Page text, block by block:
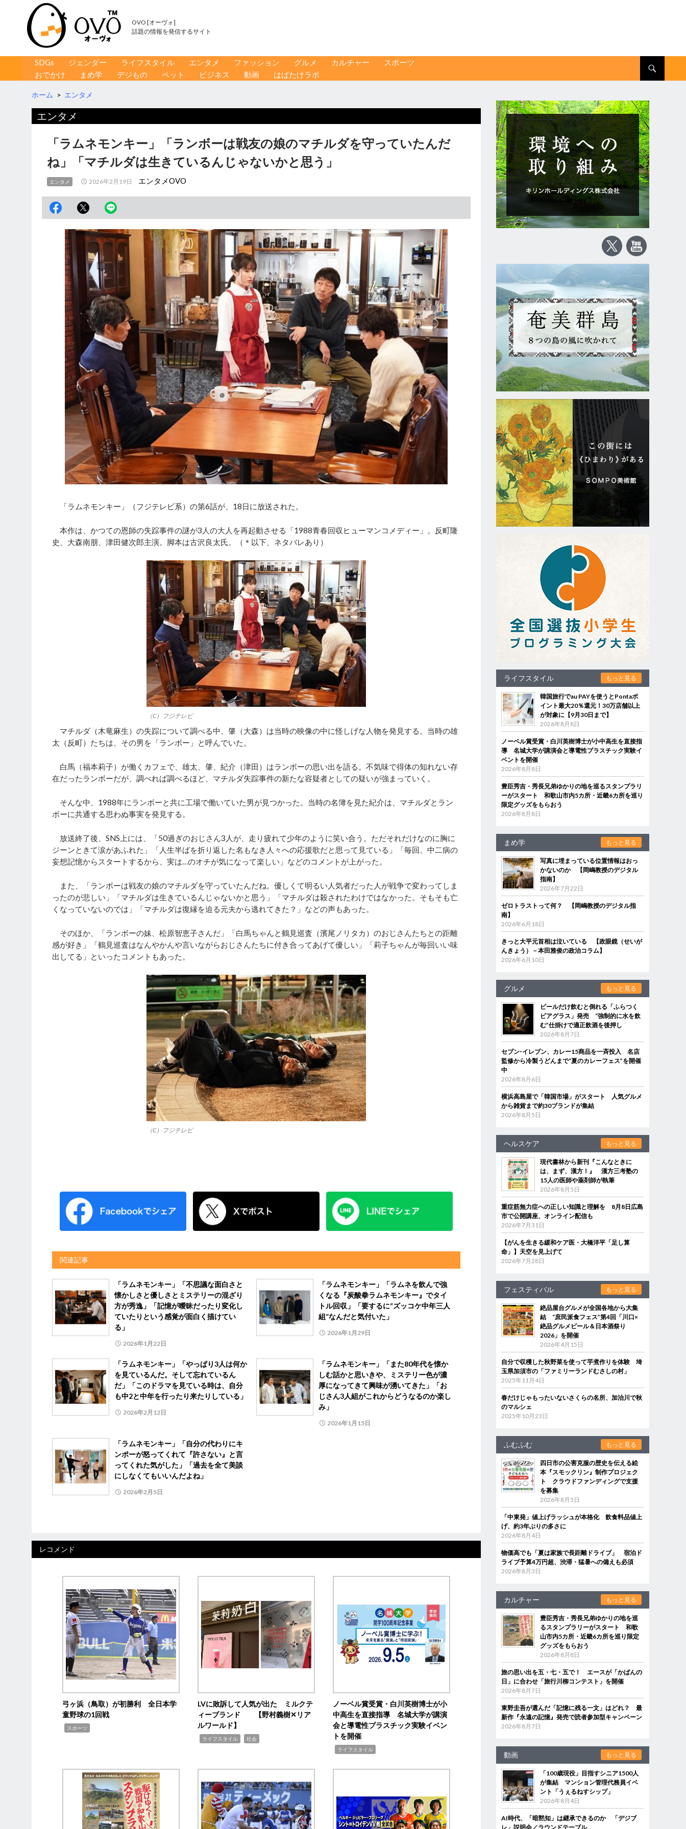
OVO [オーヴォ]
話題の情報を発信するサイト
コンテンツへ移動
SDGs ジェンダー ライフスタイル エンタメ ファッション グルメ カルチャー
スポーツ
おでかけ
まめ学 デジもの ペット ビジネス 動画 はばたけラボ
ホーム > エンタメ
エンタメ
「ラムネモンキー」「ランボーは戦友の娘のマチルダを守っていたんだ
ね」「マチルダは生きているんじゃないかと思う」
エンタメ 2026年2月19日 エンタメOVO
「ラムネモンキー」（フジテレビ系）の第6話が、18日に放送された。
本作は、かつての恩師の失踪事件の謎が3人の大人を再起動させる「1988青春回収ヒューマンコメディー」。反町隆
史、大森南朋、津田健次郎主演。脚本は古沢良太氏。（＊以下、ネタバレあり）
（C）フジテレビ
マチルダ（木竜麻生）の失踪について調べる中、肇（大森）は当時の映像の中に怪しげな人物を発見する。当時の雄
太（反町）たちは、その男を「ランボー」と呼んでいた。
白馬（福本莉子）が働くカフェで、雄太、肇、紀介（津田）はランボーの思い出を語る。不気味で得体の知れない存
在だったランボーだが、調べれば調べるほど、マチルダ失踪事件の新たな容疑者としての疑いが強まっていく。
そんな中、1988年にランボーと共に工場で働いていた男が見つかった。当時の名簿を見た紀介は、マチルダとラン
ボーに共通する思わぬ事実を発見する。
放送終了後、SNS上には、「50過ぎのおじさん3人が、走り疲れて少年のように笑い合う。ただそれだけなのに胸に
ジーンときて涙があふれた」「人生半ばを折り返した名もなき人々への応援歌だと思って見ている」「毎回、中二病の
妄想記憶からスタートするから、実は…のオチが気になって楽しい」などのコメントが上がった。
また、「ランボーは戦友の娘のマチルダを守っていたんだね。優しくて明るい人気者だった人が戦争で変わってしま
ったのが悲しい」「マチルダは生きているんじゃないかと思う」「マチルダは殺されたわけではなかった。そもそも亡
くなっていないのでは」「マチルダは復縁を迫る元夫から逃れてきた？」などの声もあった。
そのほか、「ランボーの妹、松原智恵子さんだ」「白馬ちゃんと鶴見巡査（濱尾ノリタカ）のおじさんたちとの距離
感が好き」「鶴見巡査はなんやかんや言いながらおじさんたちに付き合ってあげて優しい」「莉子ちゃんが毎回いい味
出してる」といったコメントもあった。
（C）フジテレビ
関連記事
「ラムネモンキー」「不思議な面白さと
懐かしさと優しさとミステリーの混ざり
方が秀逸」「記憶が曖昧だったり変化し
ていたりという感覚が面白く描けてい
る」
2026年1月22日
「ラムネモンキー」「ラムネを飲んで強
くなる『炭酸拳ラムネモンキー』でタイ
トル回収」「要するに“ズッコケ中年三人
組”なんだと気付いた」
2026年1月29日
「ラムネモンキー」「やっぱり3人は何か
を見ているんだ。そして忘れているん
だ」「このドラマを見ている時は、自分
も中2と中年を行ったり来たりしている」
2026年2月12日
「ラムネモンキー」「また80年代を懐か
しむ話かと思いきや、ミステリー色が濃
厚になってきて興味が湧いてきた」「お
じさん3人組がこれからどうなるのか楽し
み」
2026年1月15日
「ラムネモンキー」「自分の代わりにキ
ンポーが怒ってくれて『許さない』と言
ってくれた気がした」「過去を全て美談
にしなくてもいいんだよね」
2026年2月5日
レコメンド
弓ヶ浜（鳥取）が初勝利 全日本学
童野球の1回戦
スポーツ
LVに敗訴して人気が出た ミルクテ
ィーブランド 【野村義樹✕リア
ルワールド】
ライフスタイル 社会
ノーベル賞受賞・白川英樹博士が小
中高生を直接指導 名城大学が講演
会と導電性プラスチック実験イベン
トを開催
ライフスタイル
ライフスタイル もっと見る
韓国旅行でau PAYを使うとPontaポ
イント最大20％還元！30万店舗以上
が対象に【9月30日まで】
2026年8月8日
ノーベル賞受賞・白川英樹博士が小中高生を直接指
導 名城大学が講演会と導電性プラスチック実験イ
ベントを開催
2026年8月8日
豊臣秀吉・秀長兄弟ゆかりの地を巡るスタンプラリ
ーがスタート 和歌山市内5カ所・近畿6カ所を巡り
限定グッズをもらおう
2026年8月8日
まめ学 もっと見る
写真に埋まっている位置情報はおっ
かないのか 【岡嶋教授のデジタル
指南】
2026年7月22日
ゼロトラストって何？ 【岡嶋教授のデジタル指
南】
2026年6月18日
きっと大平元首相は泣いている 【政眼鏡（せいが
んきょう）－本田雅俊の政治コラム】
2026年6月10日
グルメ もっと見る
ビールだけ飲むと倒れる「ふらつく
ビアグラス」発売 “強制的に水を飲
む”仕掛けで適正飲酒を後押し
2026年8月7日
セブン‐イレブン、カレー15商品を一斉投入 名店
監修から冷製うどんまで“夏のカレーフェス”を開催
中
2026年8月6日
横浜高島屋で「韓国市場」がスタート 人気グルメ
から雑貨まで約30ブランドが集結
2026年8月5日
ヘルスケア もっと見る
現代書林から新刊『こんなときに
は、まず、漢方！』 漢方三考塾の
15人の医師や薬剤師が執筆
2026年8月5日
重症筋無力症への正しい知識と理解を 8月8日広島
市で公開講座、オンライン配信も
2026年7月31日
【がんを生きる緩和ケア医・大橋洋平「足し算
命」】天空を見上げて
2026年7月28日
フェスティバル もっと見る
絶品屋台グルメが全国各地から大集
結 “庶民派食フェス”第4回「川口×
絶品グルメビール＆日本酒祭り
2026」を開催
2026年4月15日
自分で収穫した秋野菜を使って芋煮作りを体験 埼
玉県加須市の「ファミリーランドむさしの村」
2025年11月4日
春だけじゃもったいないさくらの名所、加治川で秋
のマルシェ
2025年10月23日
ふむふむ もっと見る
四日市の公害克服の歴史を伝える絵
本『スモックリン』制作プロジェク
ト クラウドファンディングで支援
を募集
2026年8月5日
「中東発」値上げラッシュが本格化 飲食料品値上
げ、約3年ぶりの多さに
2026年8月4日
物価高でも「夏は家族で長距離ドライブ」 宿泊ド
ライブ予算4万円超、渋滞・猛暑への備えも必須
2026年8月3日
カルチャー もっと見る
豊臣秀吉・秀長兄弟ゆかりの地を巡
るスタンプラリーがスタート 和歌
山市内5カ所・近畿6カ所を巡り限定
グッズをもらおう
2026年8月8日
旅の思い出を五・七・五で！ エースが「かばんの
日」に合わせ「旅行川柳コンテスト」を開催
2026年8月7日
東野圭吾が選んだ「記憶に残る一文」はどれ？ 最
新作『永遠の記憶』発売で読者参加型キャンペーン
2026年8月7日
動画 もっと見る
「100歳現役」目指すシニア1500人
が集結 マンション管理代務員イベ
ント「うぇるねすシップ」
2026年8月4日
AI時代、「暗黙知」は継承できるのか 「デジブ
レ」説明会／ラウンドテーブル